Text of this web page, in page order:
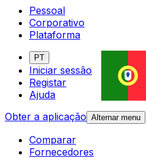
Pessoal
Corporativo
Plataforma
PT
Iniciar sessão
Registar
Ajuda
Obter a aplicação Alternar menu
Comparar
Fornecedores